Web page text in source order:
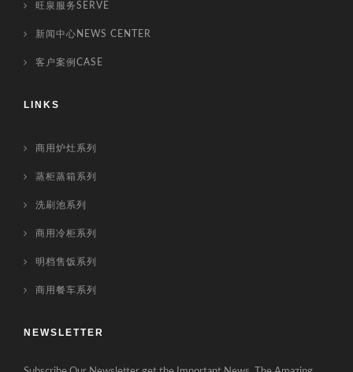
旺泉服务SERVE
新闻中心NEWS CENTER
客户案例CASE
LINKS
商用炉灶系列
蒸柜蒸箱系列
洗刷池系列
商用冷柜系列
明档售饭系列
商用餐车系列
NEWSLETTER